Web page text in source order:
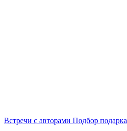
Встречи с авторами Подбор подарка